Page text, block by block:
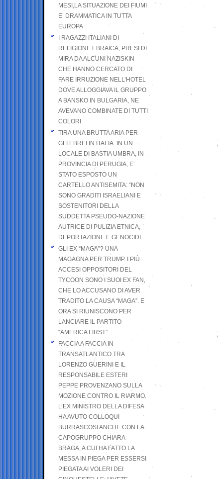
MESI,LA SITUAZIONE DEI FIUMI
E’ DRAMMATICA IN TUTTA
EUROPA
I RAGAZZI ITALIANI DI
RELIGIONE EBRAICA, PRESI DI
MIRA DA ALCUNI NAZISKIN
CHE HANNO CERCATO DI
FARE IRRUZIONE NELL’HOTEL
DOVE ALLOGGIAVA IL GRUPPO
A BANSKO IN BULGARIA, NE
AVEVANO COMBINATE DI TUTTI
COLORI
TIRA UNA BRUTTA ARIA PER
GLI EBREI IN ITALIA. IN UN
LOCALE DI BASTIA UMBRA, IN
PROVINCIA DI PERUGIA, E’
STATO ESPOSTO UN
CARTELLO ANTISEMITA: “NON
SONO GRADITI ISRAELIANI E
SOSTENITORI DELLA
SUDDETTA PSEUDO-NAZIONE
AUTRICE DI PULIZIA ETNICA,
DEPORTAZIONE E GENOCIDI
GLI EX “MAGA”? UNA
MAGAGNA PER TRUMP. I PIÙ
ACCESI OPPOSITORI DEL
TYCOON SONO I SUOI EX FAN,
CHE LO ACCUSANO DI AVER
TRADITO LA CAUSA “MAGA”. E
ORA SI RIUNISCONO PER
LANCIARE IL PARTITO
“AMERICA FIRST”
FACCIA A FACCIA IN
TRANSATLANTICO TRA
LORENZO GUERINI E IL
RESPONSABILE ESTERI
PEPPE PROVENZANO SULLA
MOZIONE CONTRO IL RIARMO.
L’EX MINISTRO DELLA DIFESA
HA AVUTO COLLOQUI
BURRASCOSI ANCHE CON LA
CAPOGRUPPO CHIARA
BRAGA, A CUI HA FATTO LA
MESSA IN PIEGA PER ESSERSI
PIEGATA AI VOLERI DEI